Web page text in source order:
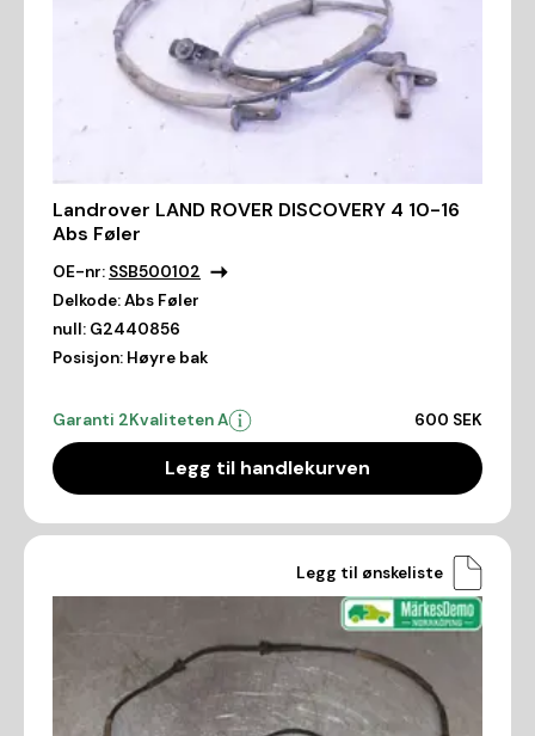
Landrover LAND ROVER DISCOVERY 4 10-16
Abs Føler
OE-nr: SSB500102
Delkode:Abs Føler
null: G2440856
Posisjon: Høyre bak
Garanti 2Kvaliteten A 600 SEK
Legg til handlekurven
Legg til ønskeliste